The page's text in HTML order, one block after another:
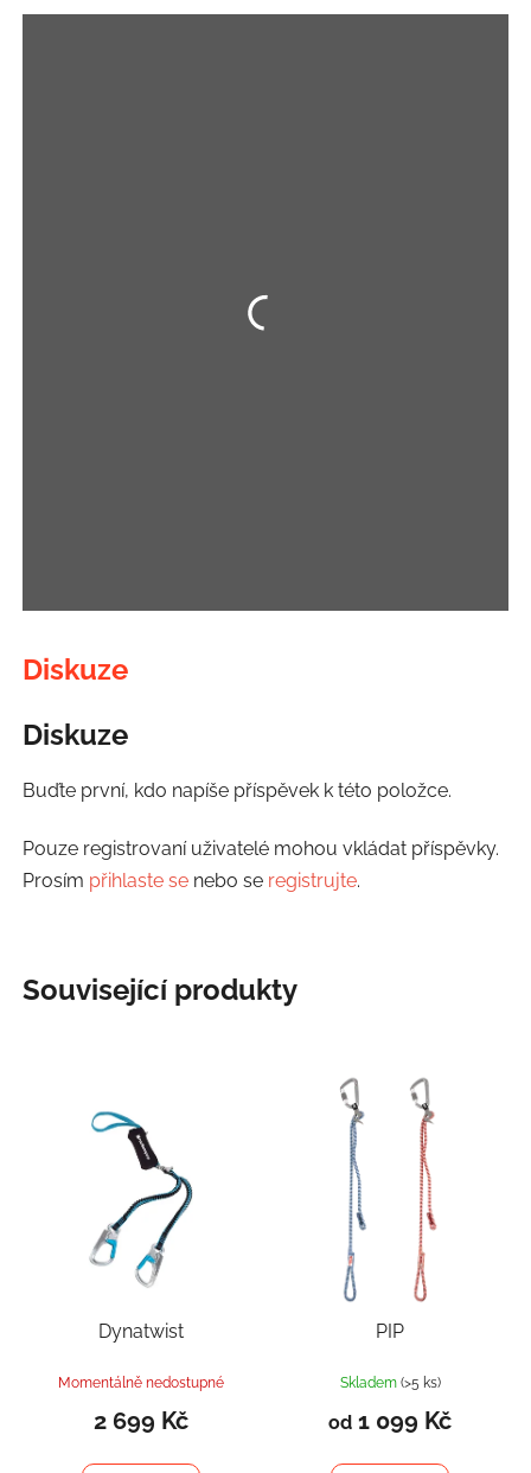
Diskuze
Diskuze
Buďte první, kdo napíše příspěvek k této položce.
Pouze registrovaní uživatelé mohou vkládat příspěvky.
Prosím přihlaste senebo se registrujte.
Související produkty
Dynatwist
Momentálně nedostupné
2 699 Kč
PIP
Skladem (>5 ks)
od 1 099 Kč